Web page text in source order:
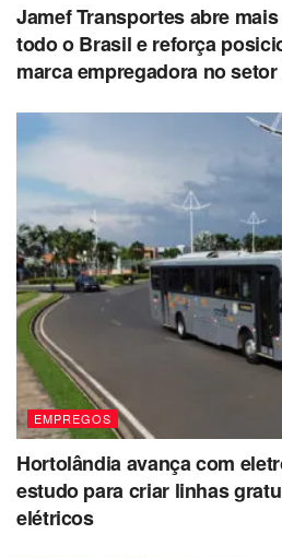
Jamef Transportes abre
todo o Brasil e reforça
marca empregadora no
EMPREGOS
Hortolândia avança com
estudo para criar linhas
elétricos